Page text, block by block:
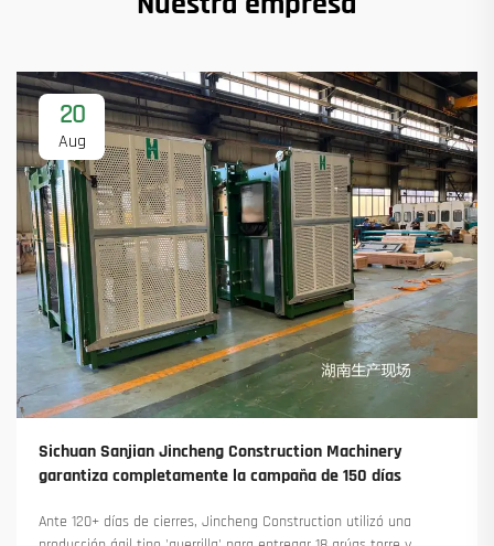
20
Aug
Sichuan Sanjian Jincheng Construction Machinery
garantiza completamente la campaña de 150 días
Ante 120+ días de cierres, Jincheng Construction utilizó una